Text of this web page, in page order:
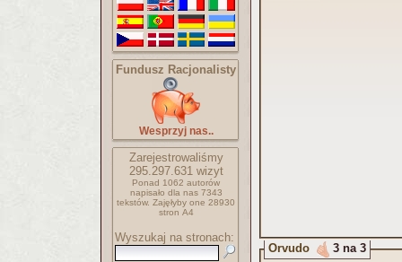
Fundusz Racjonalisty
Wesprzyj nas..
Zarejestrowaliśmy
295.297.631wizyt
Ponad 1062 autorów
napisało dla nas 7343
tekstów. Zajęłyby one 28930
stron A4
Wyszukaj na stronach:
Orvudo 3 na 3